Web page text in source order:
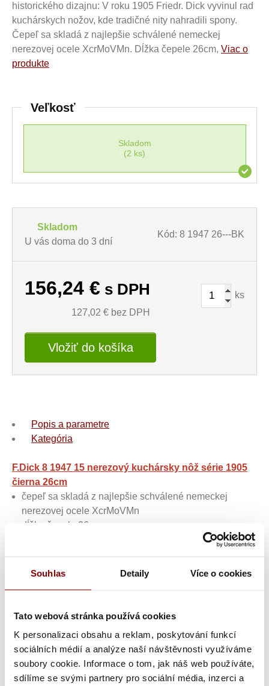
Souhlas Detaily Více o cookies
Tato webová stránka používá cookies
K personalizaci obsahu a reklam, poskytování funkcí
sociálních médií a analýze naší návštěvnosti využíváme
soubory cookie. Informace o tom, jak náš web používáte,
sdílíme se svými partnery pro sociální média, inzerci a
historického dizajnu: V roku 1905 Friedr. Dick vyvinul rad
kuchárskych nožov, kde tradičné nity nahradili spony.
Čepeľ sa skladá z najlepšie schválené nemeckej
nerezovej ocele XcrMoVMn. Dĺžka čepele 26cm, Viac o
produkte
Veľkosť
Skladom
(2 ks)
Skladom
U vás doma do 3 dní
Kód: 8 1947 26---BK
156,24 € s DPH
127,02 € bez DPH
ks
Vložiť do košíka
Popis a parametre
Kategória
F.Dick 8 1947 15 nerezový kuchársky nôž série 1905
čierna 26cm
čepeľ sa skladá z najlepšie schválené nemeckej
nerezovej ocele XcrMoVMn
dĺžka čepele 26cm
Prepojenie tradície a modernizmu s novým vydaním
kuchárskych nožov, kde tradičné nity nahradili spony.
Kuchárske nože do kuchyne Nemecké kuchynské nože
Kuchárske nože do kuchyne Profi veľké kuchárske
nože
Oblečenie pre mäsiarov
Oblečenie pre mäsiarov Profesionálne mäsiarske nože